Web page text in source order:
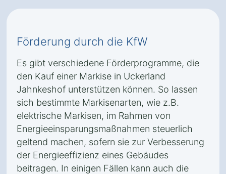
Förderung durch die KfW
Es gibt verschiedene Förderprogramme, die
den Kauf einer Markise in Uckerland
Jahnkeshof unterstützen können. So lassen
sich bestimmte Markisenarten, wie z.B.
elektrische Markisen, im Rahmen von
Energieeinsparungsmaßnahmen steuerlich
geltend machen, sofern sie zur Verbesserung
der Energieeffizienz eines Gebäudes
beitragen. In einigen Fällen kann auch die